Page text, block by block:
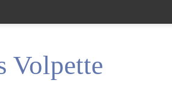
Volpette